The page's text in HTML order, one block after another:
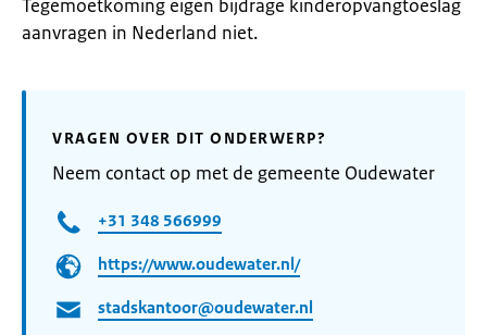
Tegemoetkoming eigen bijdrage kinderopvangtoeslag
aanvragen in Nederland niet.
VRAGEN OVER DIT ONDERWERP?
Neem contact op met de gemeente Oudewater
+31 348 566999
https://www.oudewater.nl/
stadskantoor@oudewater.nl